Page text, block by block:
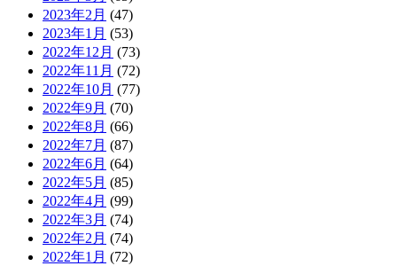
2023年2月 (47)
2023年1月 (53)
2022年12月 (73)
2022年11月 (72)
2022年10月 (77)
2022年9月 (70)
2022年8月 (66)
2022年7月 (87)
2022年6月 (64)
2022年5月 (85)
2022年4月 (99)
2022年3月 (74)
2022年2月 (74)
2022年1月 (72)